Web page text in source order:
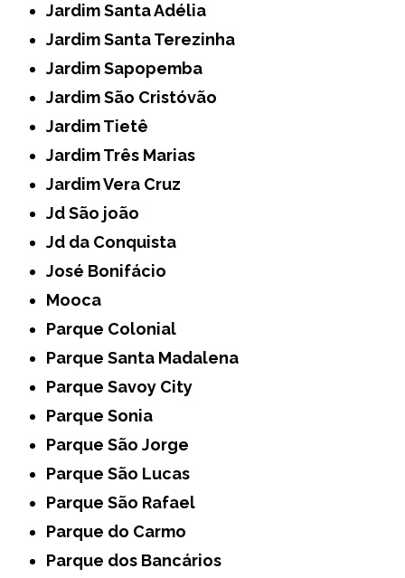
Jardim Santa Adélia
Jardim Santa Terezinha
Jardim Sapopemba
Jardim São Cristóvão
Jardim Tietê
Jardim Três Marias
Jardim Vera Cruz
Jd São joão
Jd da Conquista
José Bonifácio
Mooca
Parque Colonial
Parque Santa Madalena
Parque Savoy City
Parque Sonia
Parque São Jorge
Parque São Lucas
Parque São Rafael
Parque do Carmo
Parque dos Bancários